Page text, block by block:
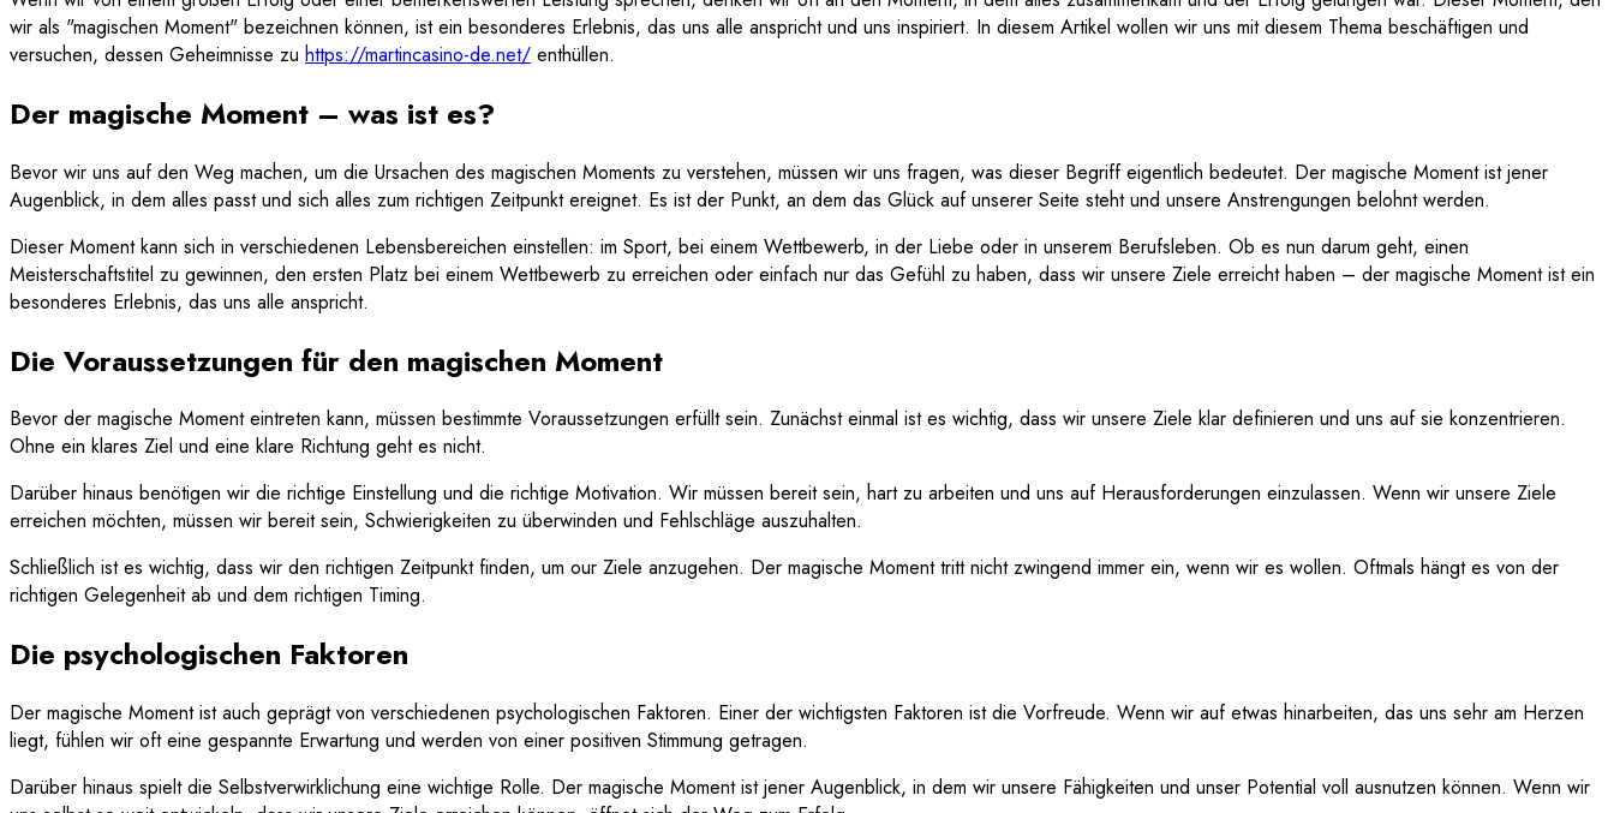
wir als "magischen Moment" bezeichnen können, ist ein besonderes Erlebnis, das uns alle anspricht und uns inspiriert. In diesem Artikel wollen wir uns mit diesem Thema beschäftigen und
versuchen, dessen Geheimnisse zu https://martincasino-de.net/ enthüllen.
Der magische Moment – was ist es?
Bevor wir uns auf den Weg machen, um die Ursachen des magischen Moments zu verstehen, müssen wir uns fragen, was dieser Begriff eigentlich bedeutet. Der magische Moment ist jener
Augenblick, in dem alles passt und sich alles zum richtigen Zeitpunkt ereignet. Es ist der Punkt, an dem das Glück auf unserer Seite steht und unsere Anstrengungen belohnt werden.
Dieser Moment kann sich in verschiedenen Lebensbereichen einstellen: im Sport, bei einem Wettbewerb, in der Liebe oder in unserem Berufsleben. Ob es nun darum geht, einen
Meisterschaftstitel zu gewinnen, den ersten Platz bei einem Wettbewerb zu erreichen oder einfach nur das Gefühl zu haben, dass wir unsere Ziele erreicht haben – der magische Moment ist ein
besonderes Erlebnis, das uns alle anspricht.
Die Voraussetzungen für den magischen Moment
Bevor der magische Moment eintreten kann, müssen bestimmte Voraussetzungen erfüllt sein. Zunächst einmal ist es wichtig, dass wir unsere Ziele klar definieren und uns auf sie konzentrieren.
Ohne ein klares Ziel und eine klare Richtung geht es nicht.
Darüber hinaus benötigen wir die richtige Einstellung und die richtige Motivation. Wir müssen bereit sein, hart zu arbeiten und uns auf Herausforderungen einzulassen. Wenn wir unsere Ziele
erreichen möchten, müssen wir bereit sein, Schwierigkeiten zu überwinden und Fehlschläge auszuhalten.
Schließlich ist es wichtig, dass wir den richtigen Zeitpunkt finden, um our Ziele anzugehen. Der magische Moment tritt nicht zwingend immer ein, wenn wir es wollen. Oftmals hängt es von der
richtigen Gelegenheit ab und dem richtigen Timing.
Die psychologischen Faktoren
Der magische Moment ist auch geprägt von verschiedenen psychologischen Faktoren. Einer der wichtigsten Faktoren ist die Vorfreude. Wenn wir auf etwas hinarbeiten, das uns sehr am Herzen
liegt, fühlen wir oft eine gespannte Erwartung und werden von einer positiven Stimmung getragen.
Darüber hinaus spielt die Selbstverwirklichung eine wichtige Rolle. Der magische Moment ist jener Augenblick, in dem wir unsere Fähigkeiten und unser Potential voll ausnutzen können. Wenn wir